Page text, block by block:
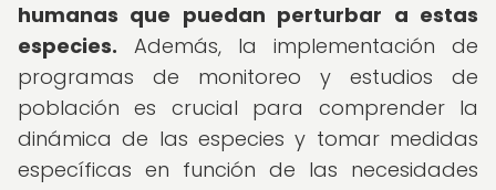
humanas que puedan perturbar a estas
especies. Además, la implementación de
programas de monitoreo y estudios de
población es crucial para comprender la
dinámica de las especies y tomar medidas
específicas en función de las necesidades